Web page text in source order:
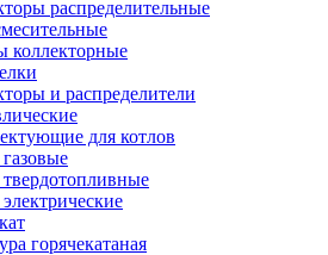
распределительные
и распределители
для котлов
горячекатаная